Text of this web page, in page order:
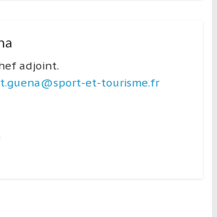
adjoint.
et-tourisme.fr